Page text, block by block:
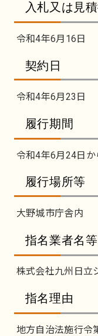
入札又は見
令和4年6月16日
契約日
令和4年6月23日
履行期間
令和4年6月24日
履行場所等
大野城市庁舎内
指名業者名等
株式会社九州日立
指名理由
地方自治法施行令